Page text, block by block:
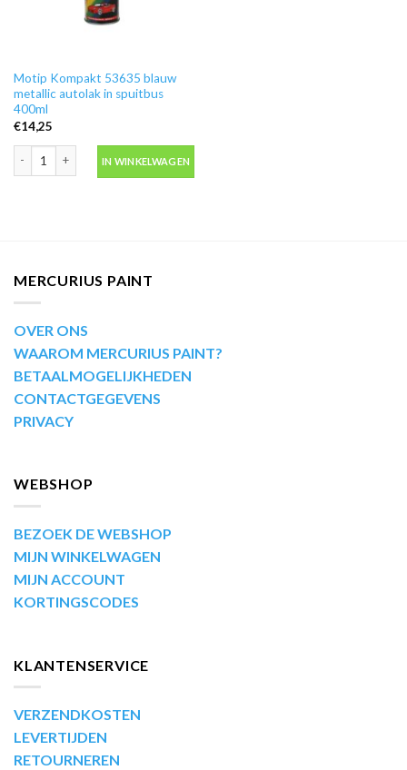
Motip Kompakt 53635 blauw
metallic autolak in spuitbus
400ml
€14,25
IN WINKELWAGEN
MERCURIUS PAINT
OVER ONS
WAAROM MERCURIUS PAINT?
BETAALMOGELIJKHEDEN
CONTACTGEGEVENS
PRIVACY
WEBSHOP
BEZOEK DE WEBSHOP
MIJN WINKELWAGEN
MIJN ACCOUNT
KORTINGSCODES
KLANTENSERVICE
VERZENDKOSTEN
LEVERTIJDEN
RETOURNEREN